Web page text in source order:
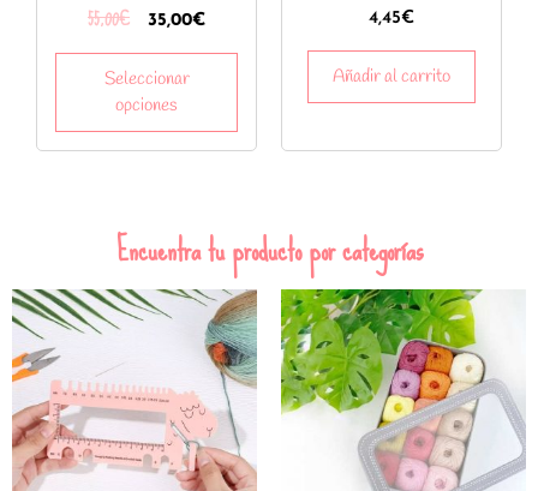
55,00€ 35,00€
Seleccionar
opciones
4,45€
Añadir al carrito
Encuentra tu producto por categorías